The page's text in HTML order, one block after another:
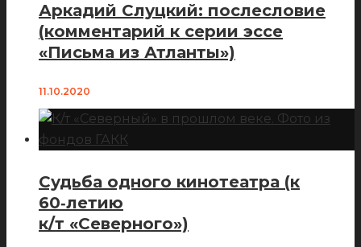
Аркадий Слуцкий: послесловие
(комментарий к серии эссе
«Письма из Атланты»)
11.10.2020
Судьба одного кинотеатра (к
60‑летию
к/т «Северного»)